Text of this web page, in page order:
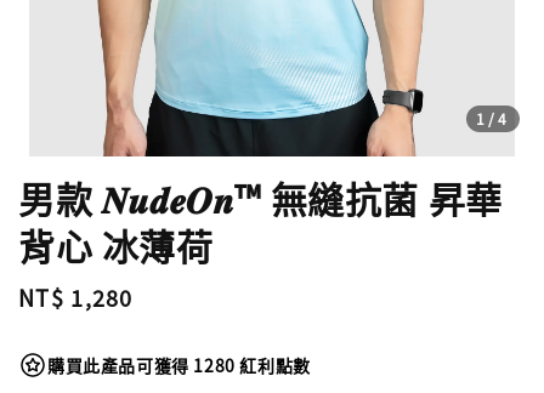
1/4
男款 𝑵𝒖𝒅𝒆𝑶𝒏™ 無縫抗菌 昇華
背心 冰薄荷
Regular
NT$ 1,280
購買此產品可獲得 1280 紅利點數